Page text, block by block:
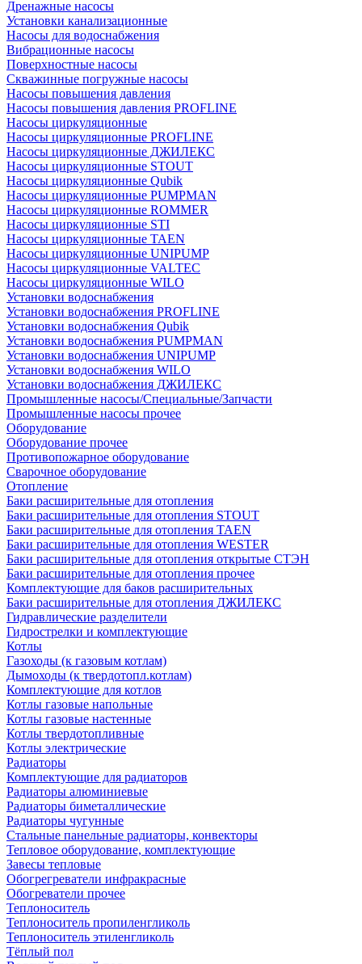
Дренажные насосы
Установки канализационные
Насосы для водоснабжения
Вибрационные насосы
Поверхностные насосы
Скважинные погружные насосы
Насосы повышения давления
Насосы повышения давления PROFLINE
Насосы циркуляционные
Насосы циркуляционные PROFLINE
Насосы циркуляционные ДЖИЛЕКС
Насосы циркуляционные STOUT
Насосы циркуляционные Qubik
Насосы циркуляционные PUMPMAN
Насосы циркуляционные ROMMER
Насосы циркуляционные STI
Насосы циркуляционные TAEN
Насосы циркуляционные UNIPUMP
Насосы циркуляционные VALTEC
Насосы циркуляционные WILO
Установки водоснабжения
Установки водоснабжения PROFLINE
Установки водоснабжения Qubik
Установки водоснабжения PUMPMAN
Установки водоснабжения UNIPUMP
Установки водоснабжения WILO
Установки водоснабжения ДЖИЛЕКС
Промышленные насосы/Специальные/Запчасти
Промышленные насосы прочее
Оборудование
Оборудование прочее
Противопожарное оборудование
Сварочное оборудование
Отопление
Баки расширительные для отопления
Баки расширительные для отопления STOUT
Баки расширительные для отопления TAEN
Баки расширительные для отопления WESTER
Баки расширительные для отопления открытые СТЭН
Баки расширительные для отопления прочее
Комплектующие для баков расширительных
Баки расширительные для отопления ДЖИЛЕКС
Гидравлические разделители
Гидрострелки и комплектующие
Котлы
Газоходы (к газовым котлам)
Дымоходы (к твердотопл.котлам)
Комплектующие для котлов
Котлы газовые напольные
Котлы газовые настенные
Котлы твердотопливные
Котлы электрические
Радиаторы
Комплектующие для радиаторов
Радиаторы алюминиевые
Радиаторы биметаллические
Радиаторы чугунные
Стальные панельные радиаторы, конвекторы
Тепловое оборудование, комплектующие
Завесы тепловые
Обогрегреватели инфракрасные
Обогреватели прочее
Теплоноситель
Теплоноситель пропиленгликоль
Теплоноситель этиленгликоль
Тёплый пол